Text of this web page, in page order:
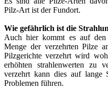
Pilz-Art ist der Fundort.
Wie gefährlich ist die
Auch hier kommt es auf
Menge der verzehrten Pilze
Pilzgerichte verzehrt wird
erhöhten strahlenwerten zu
verzehrt kann dies auf lange
Problemen führen.